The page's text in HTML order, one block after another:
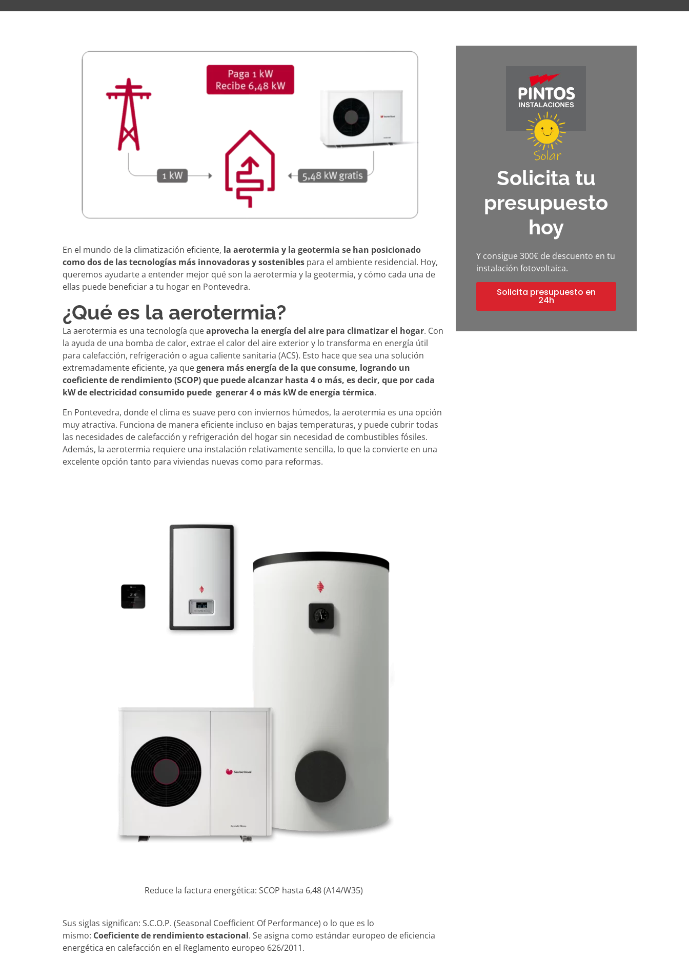
En el mundo de la climatización eficiente, la aerotermia y la geotermia se han posicionado
como dos de las tecnologías más innovadoras y sostenibles para el ambiente residencial. Hoy,
queremos ayudarte a entender mejor qué son la aerotermia y la geotermia, y cómo cada una de
ellas puede beneficiar a tu hogar en Pontevedra.
¿Qué es la aerotermia?
La aerotermia es una tecnología queaprovecha la energía del aire para climatizar el hogar. Con
la ayuda de una bomba de calor, extrae el calor del aire exterior y lo transforma en energía útil
para calefacción, refrigeración o agua caliente sanitaria (ACS). Esto hace que sea una solución
extremadamente eficiente, ya quegenera más energía de la que consume, logrando un
coeficiente de rendimiento (SCOP) que puede alcanzar hasta 4 o más, es decir, que por cada
kW de electricidad consumido puede generar 4 o más kW de energía térmica.
En Pontevedra, donde el clima es suave pero con inviernos húmedos, la aerotermia es una opción
muy atractiva. Funciona de manera eficiente incluso en bajas temperaturas, y puede cubrir todas
las necesidades de calefacción y refrigeración del hogar sin necesidad de combustibles fósiles.
Además, la aerotermia requiere una instalación relativamente sencilla, lo que la convierte en una
excelente opción tanto para viviendas nuevas como para reformas.
Reduce la factura energética: SCOP hasta 6,48 (A14/W35)
Sus siglas significan: S.C.O.P. (Seasonal Coefficient Of Performance) o lo que es lo
mismo: Coeficiente de rendimiento estacional. Se asigna como estándar europeo de eficiencia
energética en calefacción en el Reglamento europeo 626/2011.
Solicita tu
presupuesto
hoy
Y consigue 300€ de descuento en tu
instalación fotovoltaica.
Solicita presupuesto en
24h